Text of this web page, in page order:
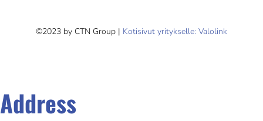
©2023 by CTN Group | Kotisivut yritykselle: Valolink
Address